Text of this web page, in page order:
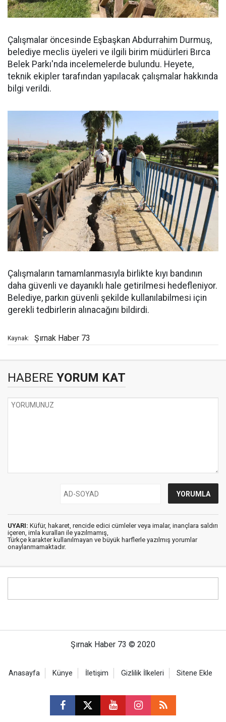
Çalışmalar öncesinde Eşbaşkan Abdurrahim Durmuş,
belediye meclis üyeleri ve ilgili birim müdürleri Bırca
Belek Parkı'nda incelemelerde bulundu. Heyete,
teknik ekipler tarafından yapılacak çalışmalar hakkında
bilgi verildi.
Çalışmaların tamamlanmasıyla birlikte kıyı bandının
daha güvenli ve dayanıklı hale getirilmesi hedefleniyor.
Belediye, parkın güvenli şekilde kullanılabilmesi için
gerekli tedbirlerin alınacağını bildirdi.
Kaynak: Şırnak Haber 73
HABERE YORUM KAT
UYARI: Küfür, hakaret, rencide edici cümleler veya imalar, inançlara saldırı
içeren, imla kuralları ile yazılmamış,
Türkçe karakter kullanılmayan ve büyük harflerle yazılmış yorumlar
onaylanmamaktadır.
Şırnak Haber 73 © 2020
Anasayfa Künye İletişim Gizlilik İlkeleri Sitene Ekle